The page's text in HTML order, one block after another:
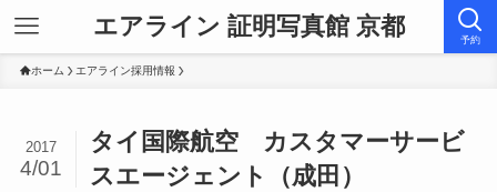
エアライン 証明写真館 京都 予約
ホーム エアライン採用情報
タイ国際航空 カスタマーサービ
スエージェント（成田）
2017
4/01